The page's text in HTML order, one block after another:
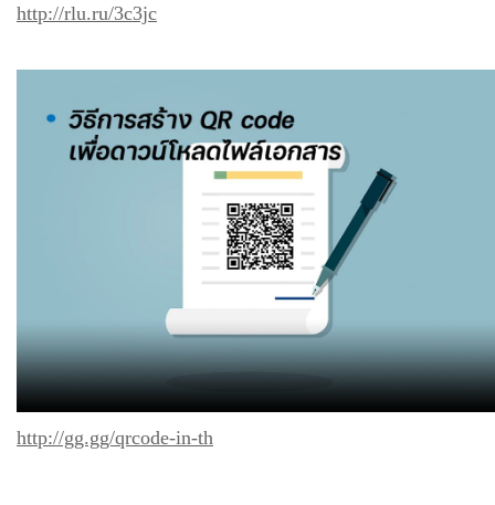
http://rlu.ru/3c3jc
http://gg.gg/qrcode-in-th